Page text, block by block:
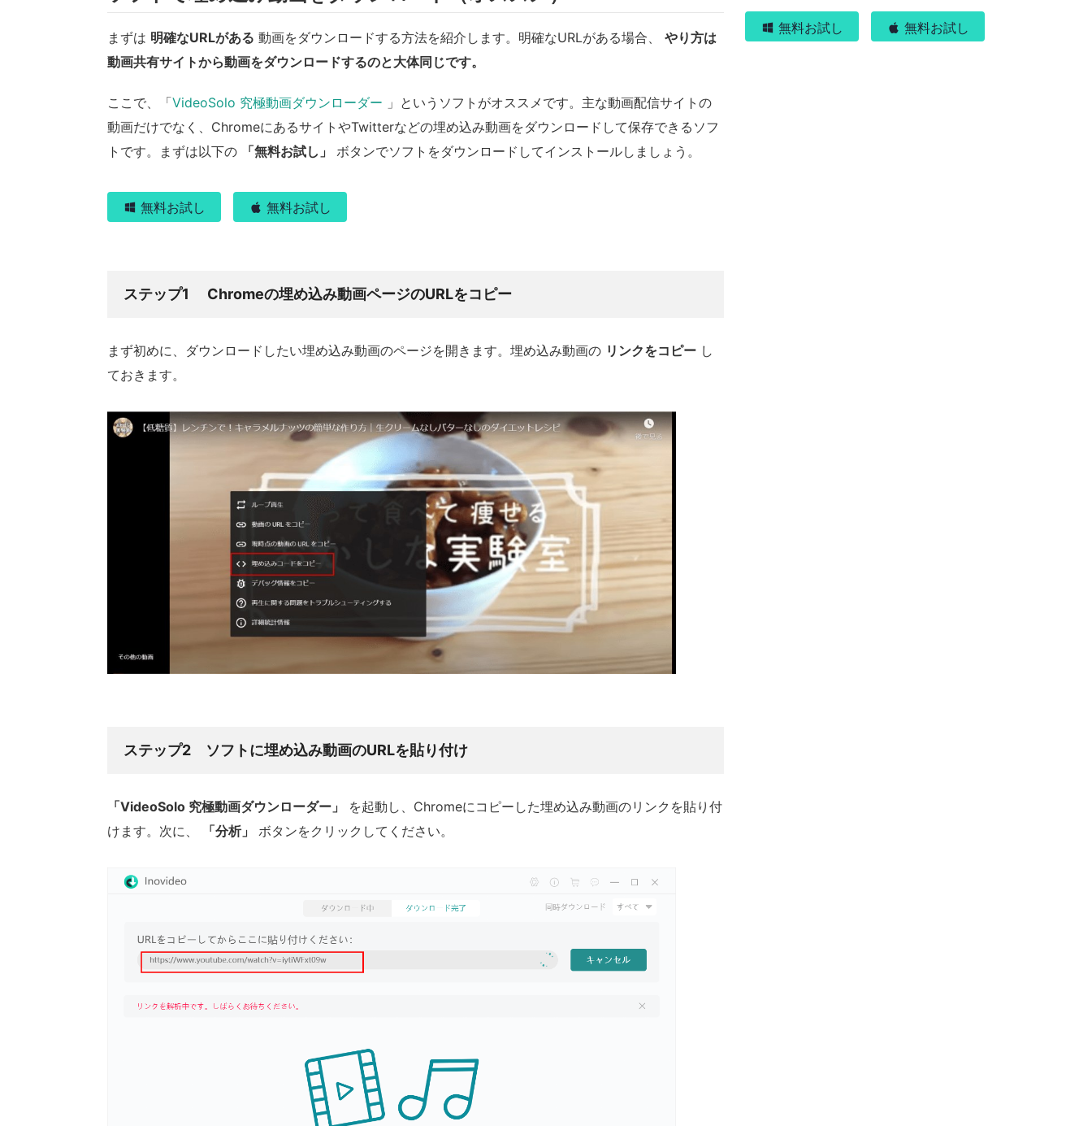
まずは 明確なURLがある 動画をダウンロードする方法を紹介します。明確なURLがある場合、 やり方は
動画共有サイトから動画をダウンロードするのと大体同じです。
ここで、「VideoSolo 究極動画ダウンローダー 」というソフトがオススメです。主な動画配信サイトの
動画だけでなく、ChromeにあるサイトやTwitterなどの埋め込み動画をダウンロードして保存できるソフ
トです。まずは以下の
「無料お試し」 ボタンでソフトをダウンロードしてインストールしましょう。
無料お試し 無料お試し
ステップ1 Chromeの埋め込み動画ページのURLをコピー
まず初めに、ダウンロードしたい埋め込み動画のページを開きます。埋め込み動画の リンクをコピー し
ておきます。
ステップ2 ソフトに埋め込み動画のURLを貼り付け
「VideoSolo 究極動画ダウンローダー」
を起動し、Chromeにコピーした埋め込み動画のリンクを貼り付
けます。次に、
「分析」 ボタンをクリックしてください。
無料お試し 無料お試し